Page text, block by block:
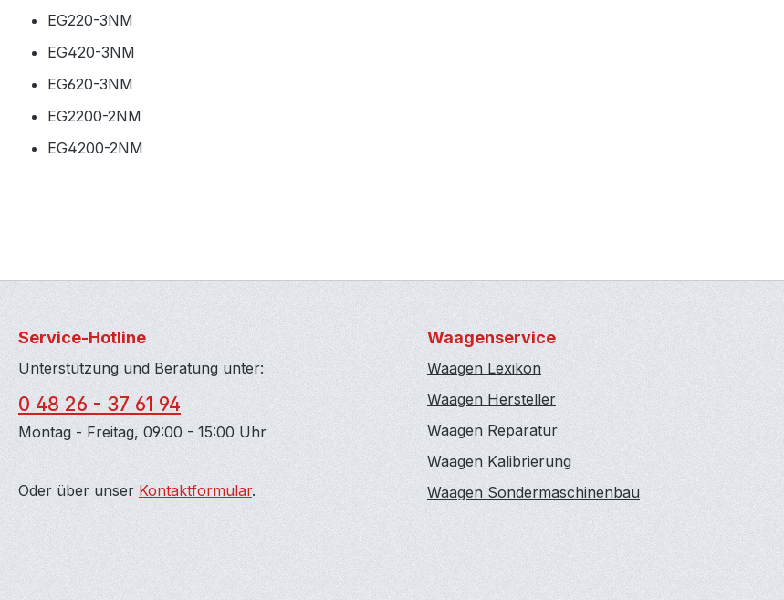
EG220-3NM
EG420-3NM
EG620-3NM
EG2200-2NM
EG4200-2NM
Service-Hotline
Unterstützung und Beratung unter:
0 48 26 - 37 61 94
Montag - Freitag, 09:00 - 15:00 Uhr
Oder über unser Kontaktformular.
Waagenservice
Waagen Lexikon
Waagen Hersteller
Waagen Reparatur
Waagen Kalibrierung
Waagen Sondermaschinenbau